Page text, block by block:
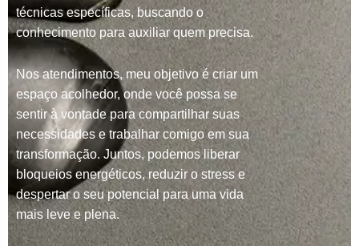
técnicas específicas, buscando o
conhecimento para auxiliar quem precisa.
Nos atendimentos, meu objetivo é criar um
espaço acolhedor, onde você possa se
sentir à vontade para compartilhar suas
necessidades e trabalhar comigo em sua
transformação. Juntos, podemos liberar
bloqueios energéticos, reduzir o stress e
despertar o seu potencial para uma vida
mais leve e plena.